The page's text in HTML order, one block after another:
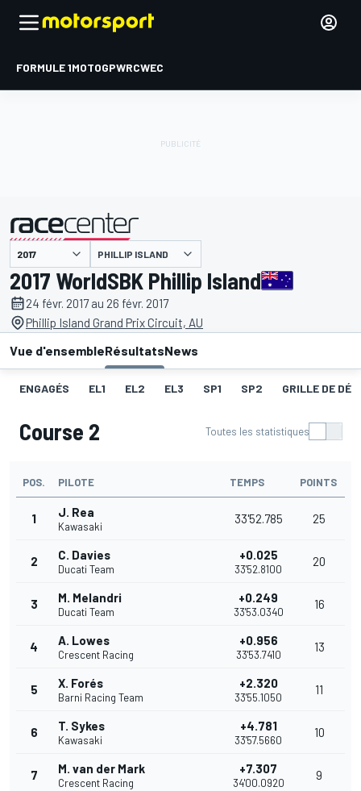
FORMULE 1MOTOGPWRCWEC
présenté par PHILLIP ISLAND
2017 WorldSBK Phillip Island
24 févr. 2017 au 26 févr. 2017
Phillip Island Grand Prix Circuit, AU
Vue d'ensembleRésultatsNews
ENGAGÉS EL1 EL2 EL3 SP1 SP2 GRILLE DE
Course 2 Toutes les statistiques
POS. PILOTE TEMPS POINTS
1 J. Rea
Kawasaki
33'52.785 25
2 C. Davies
Ducati Team
+0.025
33'52.8100
20
3 M. Melandri
Ducati Team
+0.249
33'53.0340
16
4 A. Lowes
Crescent Racing
+0.956
33'53.7410
13
5 X. Forés
Barni Racing Team
+2.320
33'55.1050
11
6 T. Sykes
Kawasaki
+4.781
33'57.5660
10
7 M. van der Mark
Crescent Racing
+7.307
34'00.0920
9